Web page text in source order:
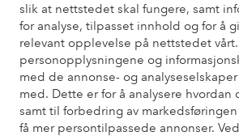
slik at nettstedet skal fungere, samt
for analyse, tilpasset innhold og for å
relevant opplevelse på nettstedet vårt.
personopplysningene og
med de annonse- og
med. Dette er for å analysere hvordan
samt til forbedring av
få mer persontilpassede annonser.
Kundeservice Bestilling
Mine sider
Om Ellos